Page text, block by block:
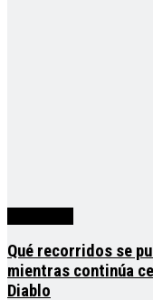
Qué recorridos se
mientras continúa
Diablo